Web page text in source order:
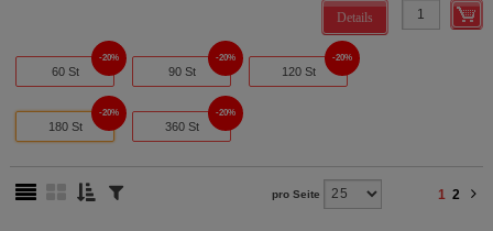
Details
60 St
20%
90 St
20%
120 St
20%
180 St
20%
360 St
20%
pro Seite 1 2